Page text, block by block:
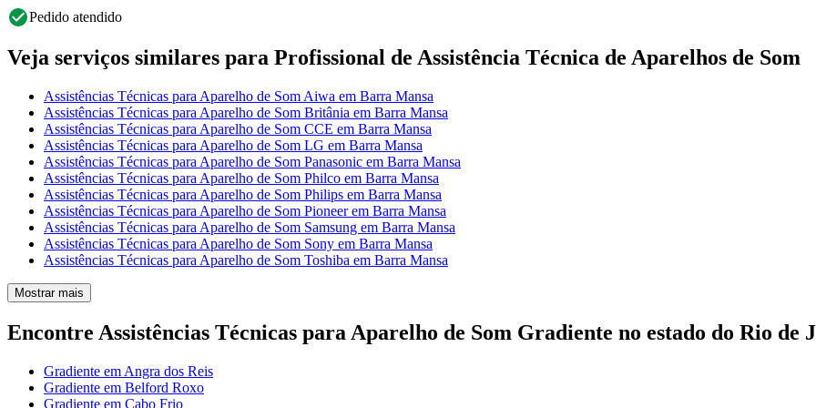
Pedido atendido
Veja serviços similares para Profissional de Assistência Técnica de Aparelhos de Som
Assistências Técnicas para Aparelho de Som Aiwa em Barra Mansa
Assistências Técnicas para Aparelho de Som Britânia em Barra Mansa
Assistências Técnicas para Aparelho de Som CCE em Barra Mansa
Assistências Técnicas para Aparelho de Som LG em Barra Mansa
Assistências Técnicas para Aparelho de Som Panasonic em Barra Mansa
Assistências Técnicas para Aparelho de Som Philco em Barra Mansa
Assistências Técnicas para Aparelho de Som Philips em Barra Mansa
Assistências Técnicas para Aparelho de Som Pioneer em Barra Mansa
Assistências Técnicas para Aparelho de Som Samsung em Barra Mansa
Assistências Técnicas para Aparelho de Som Sony em Barra Mansa
Assistências Técnicas para Aparelho de Som Toshiba em Barra Mansa
Mostrar mais
Encontre Assistências Técnicas para Aparelho de Som Gradiente no estado do Rio de
Gradiente em Angra dos Reis
Gradiente em Belford Roxo
Gradiente em Cabo Frio